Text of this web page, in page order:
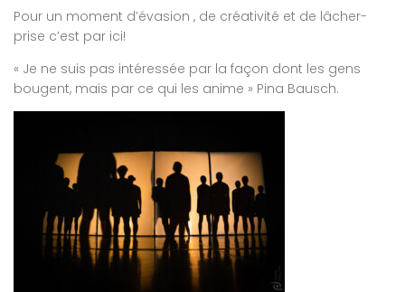
Pour un moment d’évasion , de créativité et de lâcher-
prise c’est par ici!
« Je ne suis pas intéressée par la façon dont les gens
bougent, mais par ce qui les anime » Pina Bausch.